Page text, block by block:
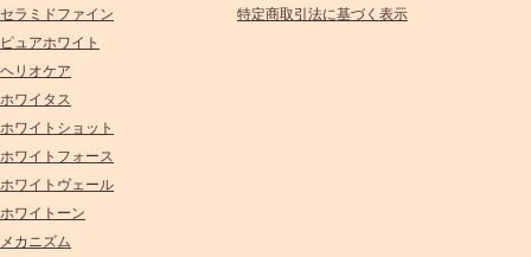
セラミドファイン
ピュアホワイト
ヘリオケア
ホワイタス
ホワイトショット
ホワイトフォース
ホワイトヴェール
ホワイトーン
メカニズム
特定商取引法に基づく表示